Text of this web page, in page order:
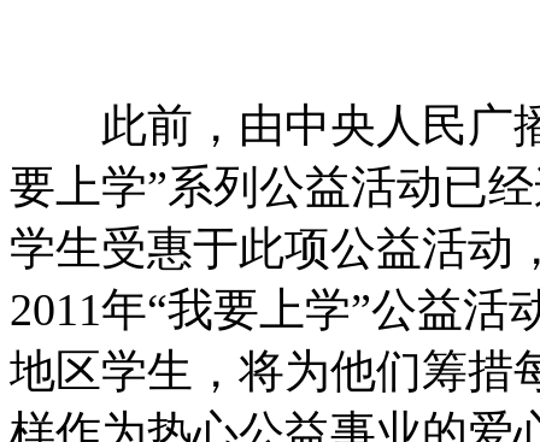
此前，由中央人民广播
要上学”系列公益活动已
学生受惠于此项公益活动
2011年“我要上学”公益
地区学生，将为他们筹措